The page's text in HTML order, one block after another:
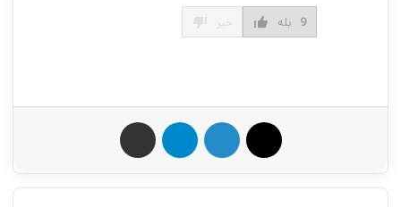
بله 9
لینکدین تلگرام